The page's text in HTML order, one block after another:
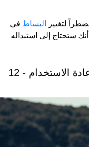
لتغيير البساط في
ستحتاج إلى استبداله
14. القوارير المعدنية القابلة لإعادة الاستخدام - 12